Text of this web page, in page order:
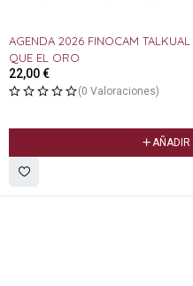
AGENDA 2026 FINOCAM
QUE EL ORO
22,00€
(0 Valoraciones)
AÑADIR